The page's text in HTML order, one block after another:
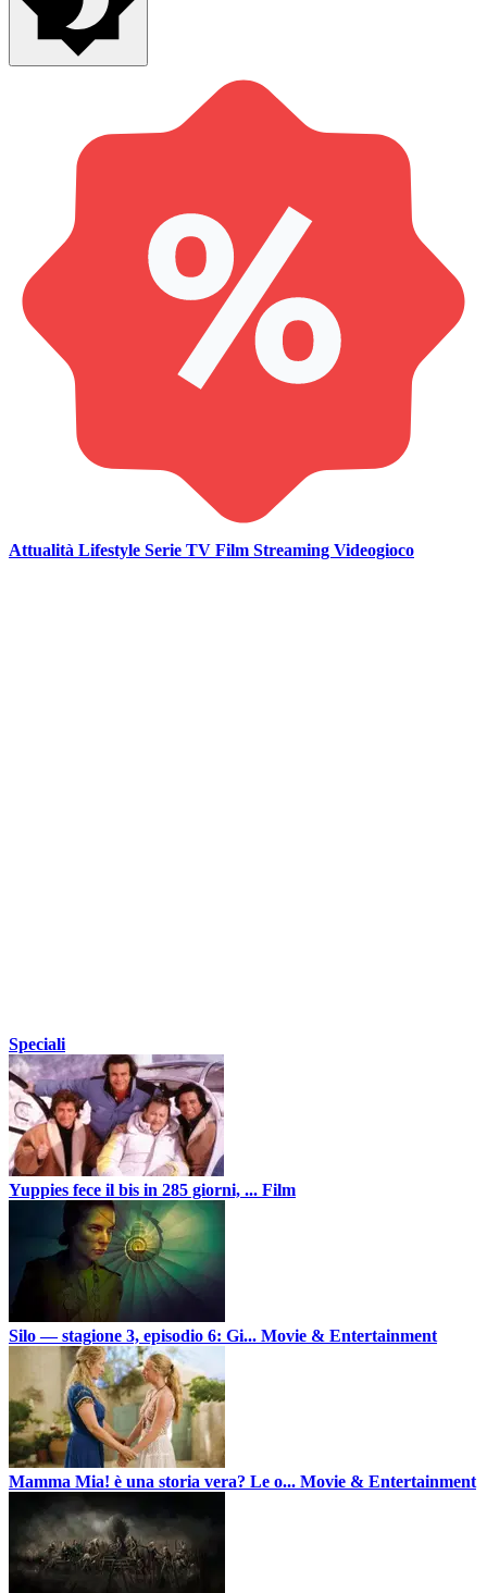
Attualità Lifestyle Serie TV Film Streaming Videogioco
Speciali
Yuppies fece il bis in 285 giorni, ... Film
Silo — stagione 3, episodio 6: Gi... Movie & Entertainment
Mamma Mia! è una storia vera? Le o... Movie & Entertainment